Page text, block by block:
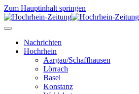
Zum Hauptinhalt springen
Nachrichten
Hochrhein
Aargau/Schaffhausen
Lörrach
Basel
Konstanz